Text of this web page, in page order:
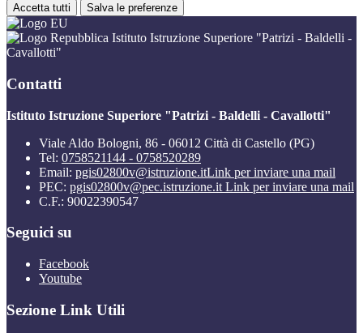
Accetta tutti Salva le preferenze
Istituto Istruzione Superiore "Patrizi - Baldelli -
Cavallotti"
Contatti
Istituto Istruzione Superiore "Patrizi - Baldelli - Cavallotti"
Viale Aldo Bologni, 86 - 06012 Città di Castello (PG)
Tel: 0758521144 - 0758520289
Email: pgis02800v@istruzione.itLink per inviare una mail
PEC: pgis02800v@pec.istruzione.it Link per inviare una mail
C.F.: 90022390547
Seguici su
Facebook
Youtube
Sezione Link Utili